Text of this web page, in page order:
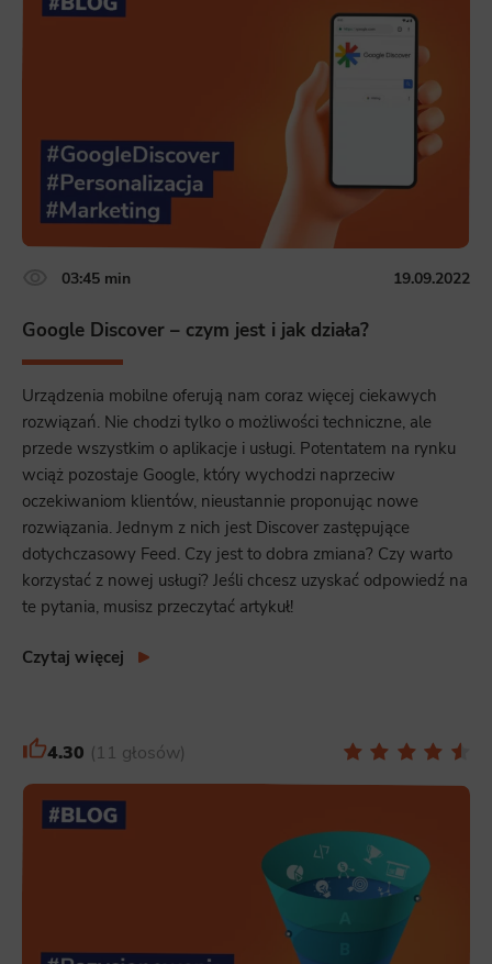
example, we may use functional cookies to remember your language preferences or to remember your login information,
making it easier for you to use the site.
Scripts and data used to collect information to analyze site traffic and how users use the site, how they came to the
site, and to create aggregate demographic statistics about users. Analytical cookies and similar technologies allow us
Marketing
Scope responsible for displaying personalized ads that may be of interest to the user based on browsing history and
habits and demographic criteria. Also, third-party files that, in conjunction with files installed while browsing other
websites, profile the user, providing him or her with the marketing, advertising and retargeting content deemed most
03:45 min 19.09.2022
Google Discover – czym jest i jak działa?
Urządzenia mobilne oferują nam coraz więcej ciekawych
rozwiązań. Nie chodzi tylko o możliwości techniczne, ale
przede wszystkim o aplikacje i usługi. Potentatem na rynku
wciąż pozostaje Google, który wychodzi naprzeciw
oczekiwaniom klientów, nieustannie proponując nowe
rozwiązania. Jednym z nich jest Discover zastępujące
dotychczasowy Feed. Czy jest to dobra zmiana? Czy warto
korzystać z nowej usługi? Jeśli chcesz uzyskać odpowiedź na
te pytania, musisz przeczytać artykuł!
Czytaj więcej
4.30 11 głosów